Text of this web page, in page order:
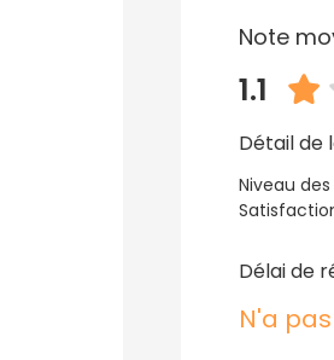
Note
1.1
Détail de
Niveau
Délai de
N'a